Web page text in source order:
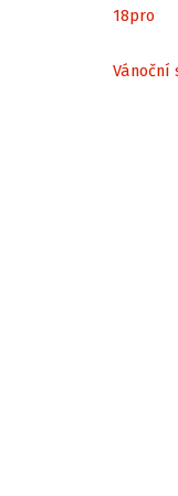
18pro
Vánoční